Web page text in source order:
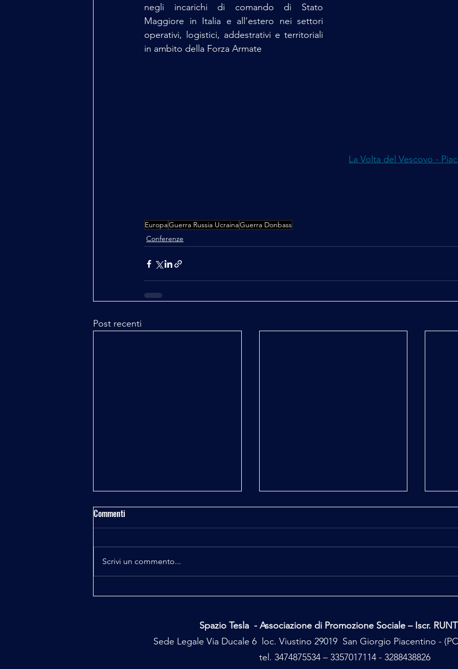
negli incarichi di comando di Stato
Maggiore in Italia e all’estero nei settori
operativi, logistici, addestrativi e territoriali
in ambito della Forza Armate
La Volta del Vescovo -
EuropaGuerra Russia UcrainaGuerra Donbass
Conferenze
Post recenti
Fisica e Spiritualità
Commenti
Scrivi un commento...
Spazio Tesla - Associazione di Promozione Sociale – Iscr.
Sede Legale Via Ducale 6 loc. Viustino 29019 San Giorgio Piacentino -
tel. 3474875534 – 3357017114 - 3288438826